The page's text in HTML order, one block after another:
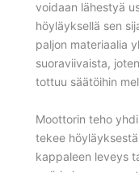
voidaan lähestyä
höyläyksellä sen
paljon materiaalia
suoraviivaista,
tottuu säätöihin
Moottorin teho
tekee
kappaleen leveys